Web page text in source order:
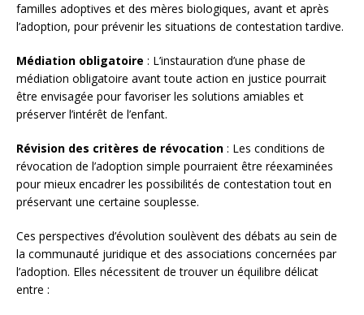
familles adoptives et des mères biologiques, avant et après
l’adoption, pour prévenir les situations de contestation tardive.
Médiation obligatoire : L’instauration d’une phase de
médiation obligatoire avant toute action en justice pourrait
être envisagée pour favoriser les solutions amiables et
préserver l’intérêt de l’enfant.
Révision des critères de révocation : Les conditions de
révocation de l’adoption simple pourraient être réexaminées
pour mieux encadrer les possibilités de contestation tout en
préservant une certaine souplesse.
Ces perspectives d’évolution soulèvent des débats au sein de
la communauté juridique et des associations concernées par
l’adoption. Elles nécessitent de trouver un équilibre délicat
entre :